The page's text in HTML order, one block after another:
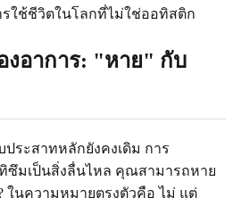
ใช้ชีวิตในโลกที่ไม่ใช่ออทิสติก
งอาการ: "หาย" กับ
ระสาทหลักยังคงเดิม การ
ซึมเป็นสิ่งลื่นไหล คุณสามารถหาย
ในความหมายตรงตัวคือ ไม่ แต่